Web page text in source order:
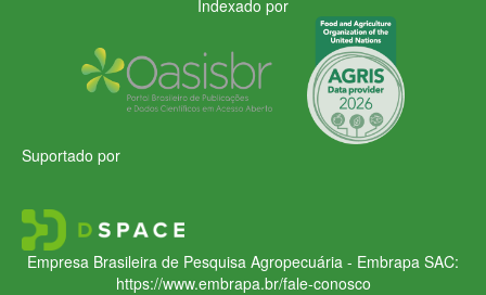
Indexado por
Suportado por
Empresa Brasileira de Pesquisa Agropecuária - Embrapa SAC:
https://www.embrapa.br/fale-conosco